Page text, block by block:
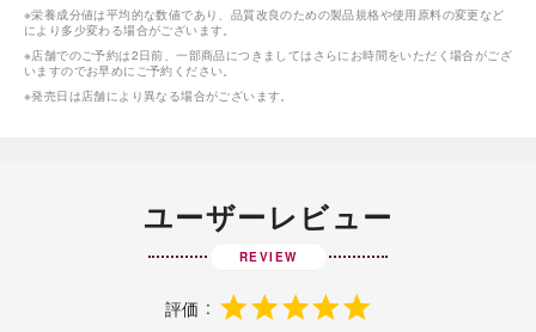
※栄養成分値は平均的な数値であり、品質改良のための製品規格や使用原料の変更など
により多少変わる場合がございます。
※店舗でのご予約は2日前、一部商品につきましてはさらにお時間をいただく場合がござ
いますのでお早めにご予約ください。
※発売日は店舗により異なる場合がございます。
ユーザーレビュー
REVIEW
評価